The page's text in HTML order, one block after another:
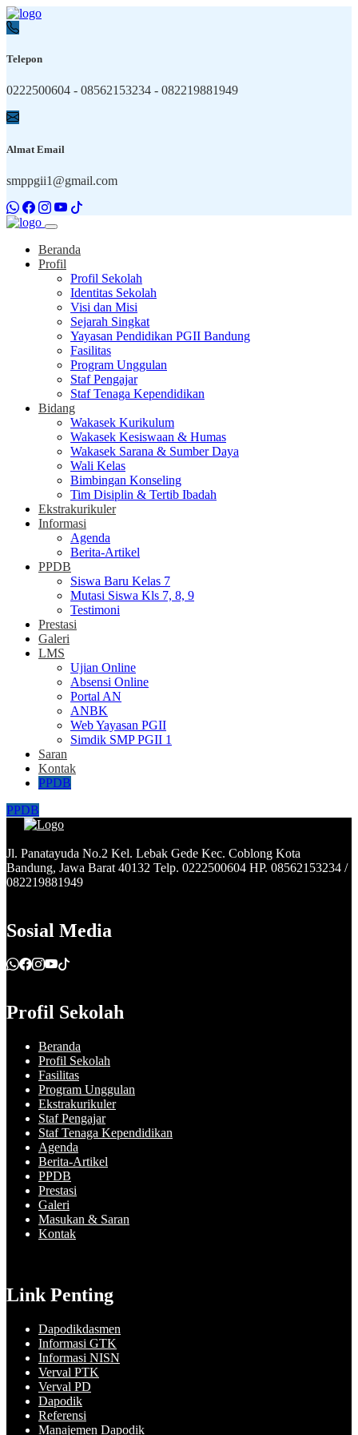
Telepon
0222500604 - 08562153234 - 082219881949
Almat Email
smppgii1@gmail.com
Beranda
Profil
Profil Sekolah
Identitas Sekolah
Visi dan Misi
Sejarah Singkat
Yayasan Pendidikan PGII Bandung
Fasilitas
Program Unggulan
Staf Pengajar
Staf Tenaga Kependidikan
Bidang
Wakasek Kurikulum
Wakasek Kesiswaan & Humas
Wakasek Sarana & Sumber Daya
Wali Kelas
Bimbingan Konseling
Tim Disiplin & Tertib Ibadah
Ekstrakurikuler
Informasi
Agenda
Berita-Artikel
PPDB
Siswa Baru Kelas 7
Mutasi Siswa Kls 7, 8, 9
Testimoni
Prestasi
Galeri
LMS
Ujian Online
Absensi Online
Portal AN
ANBK
Web Yayasan PGII
Simdik SMP PGII 1
Saran
Kontak
PPDB
PPDB
Jl. Panatayuda No.2 Kel. Lebak Gede Kec. Coblong Kota
Bandung, Jawa Barat 40132 Telp. 0222500604 HP. 08562153234 /
082219881949
Sosial Media
Profil Sekolah
Beranda
Profil Sekolah
Fasilitas
Program Unggulan
Ekstrakurikuler
Staf Pengajar
Staf Tenaga Kependidikan
Agenda
Berita-Artikel
PPDB
Prestasi
Galeri
Masukan & Saran
Kontak
Link Penting
Dapodikdasmen
Informasi GTK
Informasi NISN
Verval PTK
Verval PD
Dapodik
Referensi
Manajemen Dapodik